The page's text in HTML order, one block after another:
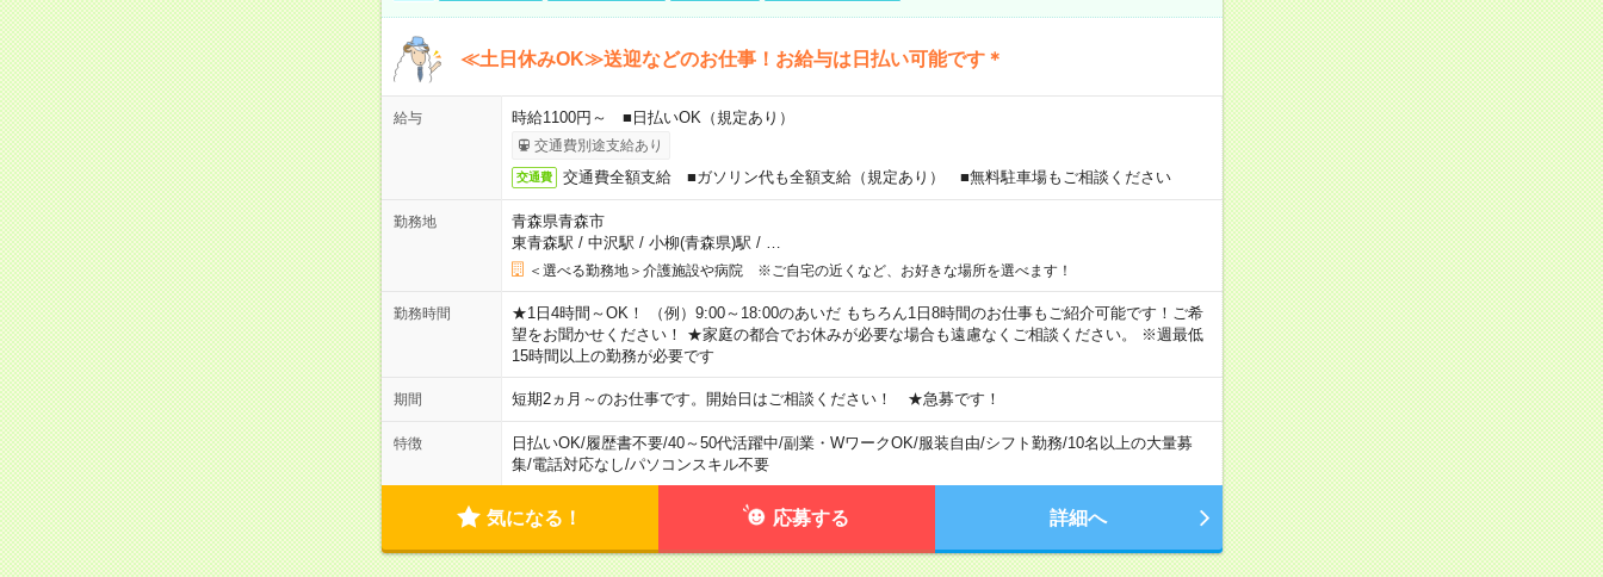
≪土日休みOK≫送迎などのお仕事！お給与は日払い可能です＊
給与 時給1100円～ ■日払いOK（規定あり）
交通費別途支給あり
交通費 交通費全額支給 ■ガソリン代も全額支給（規定あり） ■無料駐車場もご相談ください
勤務地
青森県青森市
東青森駅 / 中沢駅 / 小柳(青森県)駅 /
＜選べる勤務地＞介護施設や病院 ※ご自宅の近くなど、お好きな場所を選べます！
勤務時間
★1日4時間～OK！ （例）9:00～18:00のあいだ もちろん1日8時間のお仕事もご紹介可能です！ご希
望をお聞かせください！ ★家庭の都合でお休みが必要な場合も遠慮なくご相談ください。 ※週最低
15時間以上の勤務が必要です
期間 短期2ヵ月～のお仕事です。開始日はご相談ください！ ★急募です！
特徴 日払いOK/履歴書不要/40～50代活躍中/副業・WワークOK/服装自由/シフト勤務/10名以上の大量募
集/電話対応なし/パソコンスキル不要
気になる！ 応募する 詳細へ